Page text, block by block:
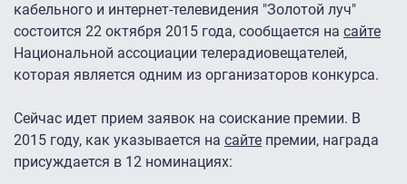
кабельного и интернет-телевидения "Золотой луч"
состоится 22 октября 2015 года, сообщается на сайте
Национальной ассоциации телерадиовещателей,
которая является одним из организаторов конкурса.
Сейчас идет прием заявок на соискание премии. В
2015 году, как указывается на сайте премии, награда
присуждается в 12 номинациях: